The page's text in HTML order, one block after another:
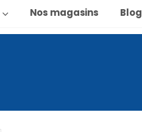
Nos magasins Blog